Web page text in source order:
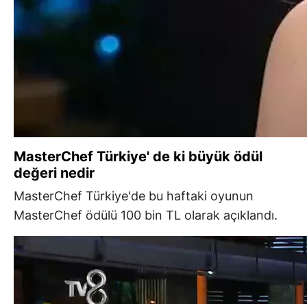
MasterChef Türkiye' de ki büyük ödül
değeri nedir
MasterChef Türkiye'de bu haftaki oyunun
MasterChef ödülü 100 bin TL olarak açıklandı.